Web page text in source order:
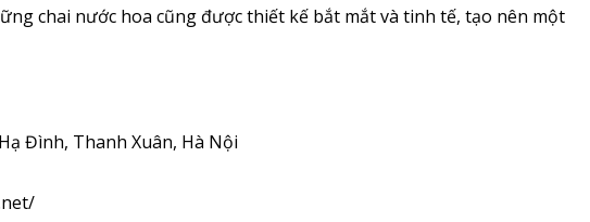
chai nước hoa cũng được thiết kế bắt mắt và tinh tế, tạo nên một
Đình, Thanh Xuân, Hà Nội